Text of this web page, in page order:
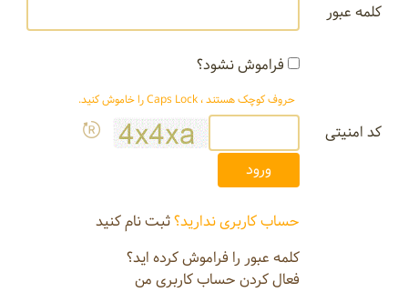
کلمه عبور
فراموش نشود؟
حروف کوچک هستند ، Caps Lock را خاموش کنید.
کد امنیتی
حساب کاربری ندارید؟ثبت نام کنید
کلمه عبور را فراموش کرده اید؟
فعال کردن حساب کاربری من